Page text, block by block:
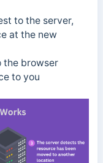
to the server,
at the new
the browser
to you